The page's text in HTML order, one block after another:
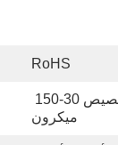
RoHS
ميكرون